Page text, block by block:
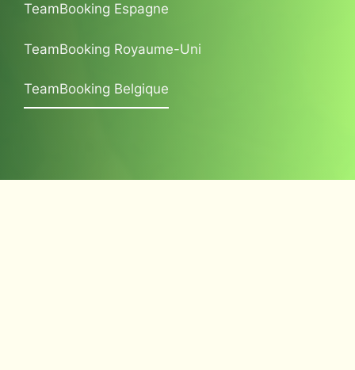
TeamBooking Espagne
TeamBooking Royaume-Uni
TeamBooking Belgique